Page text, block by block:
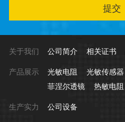
提交
关于我们 公司简介 相关证书
产品展示 光敏电阻 光敏传感器
菲涅尔透镜
热敏电阻
生产实力 公司设备